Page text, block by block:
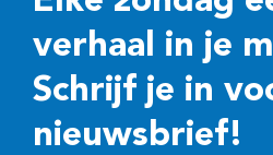
verhaal in je
Schrijf je in
nieuwsbrief!